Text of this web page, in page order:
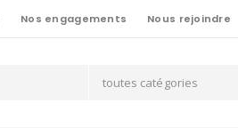
Nos engagements Nous rejoindre
toutes catégories